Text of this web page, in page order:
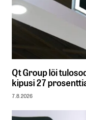
Qt Group löi
kipusi 27
7.8.2026